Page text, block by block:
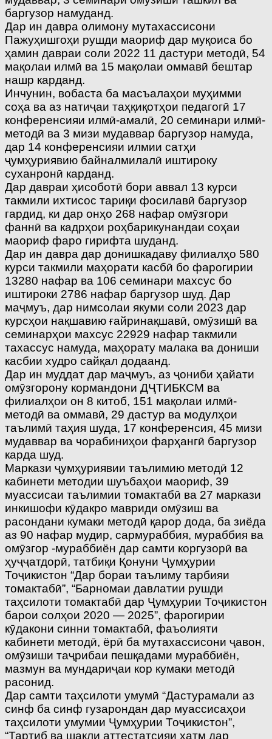
баргузор намуданд.
Дар ин давра олимону мутахассисони
Пажуҳишгоҳи рушди маориф дар муқоиса бо
ҳамин давраи соли 2022 11 дастури методӣ, 54
мақолаи илмӣ ва 15 мақолаи оммавӣ бештар
нашр карданд.
Инчунин, вобаста ба масъалаҳои муҳимми
соҳа ва аз натиҷаи таҳқиқотҳои педагогӣ 17
конференсияи илмӣ-амалӣ, 20 семинари илмӣ-
методӣ ва 3 мизи мудаввар баргузор намуда,
дар 14 конференсияи илмии сатҳи
ҷумҳуриявию байналмилалӣ иштироку
суханронӣ карданд.
Дар давраи ҳисоботӣ бори аввал 13 курси
такмили ихтисос тариқи фосилавӣ баргузор
гардид, ки дар онҳо 268 нафар омӯзгори
фаннӣ ва кадрҳои роҳбарикунандаи соҳаи
маориф фаро гирифта шуданд.
Дар ин давра дар донишкадаву филиалҳо 580
курси такмили маҳорати касбӣ бо фарогирии
13280 нафар ва 106 семинари махсус бо
иштироки 2786 нафар баргузор шуд. Дар
маҷмуъ, дар нимсолаи якуми соли 2023 дар
курсҳои нақшавию ғайринақшавӣ, омӯзишӣ ва
семинарҳои махсус 22929 нафар такмили
тахассус намуда, маҳорату малака ва дониши
касбии худро сайқал додаанд.
Дар ин муддат дар маҷмуъ, аз ҷониби ҳайати
омӯзгорону кормандони ДҶТИБКСМ ва
филиалҳои он 8 китоб, 151 мақолаи илмӣ-
методӣ ва оммавӣ, 29 дастур ва модулҳои
таълимӣ таҳия шуда, 17 конференсия, 45 мизи
мудаввар ва чорабиниҳои фарҳангӣ баргузор
карда шуд.
Маркази ҷумҳуриявии таълимию методӣ 12
кабинети методии шуъбаҳои маориф, 39
муассисаи таълимии томактабӣ ва 27 маркази
инкишофи кӯдакро мавриди омӯзиш ва
расондани кумаки методӣ қарор дода, ба зиёда
аз 90 нафар мудир, сармураббия, мураббия ва
омӯзгор -мураббиён дар самти коргузорӣ ва
ҳуҷҷатдорӣ, татбиқи Қонуни Ҷумҳурии
Тоҷикистон “Дар бораи таълиму тарбияи
томактабӣ”, “Барномаи давлатии рушди
таҳсилоти томактабӣ дар Ҷумҳурии Тоҷикистон
барои солҳои 2020 — 2025”, фарогирии
кӯдакони синни томактабӣ, фаъолияти
кабинети методӣ, ёрӣ ба мутахассисони ҷавон,
омӯзиши таҷрибаи пешқадами мураббиён,
мазмун ва мундариҷаи кор кумаки методӣ
расонид.
Дар самти таҳсилоти умумӣ “Дастурамали аз
синф ба синф гузарондан дар муассисаҳои
таҳсилоти умумии Ҷумҳурии Тоҷикистон”,
“Тартиб ва шакли аттестатсияи хатм дар